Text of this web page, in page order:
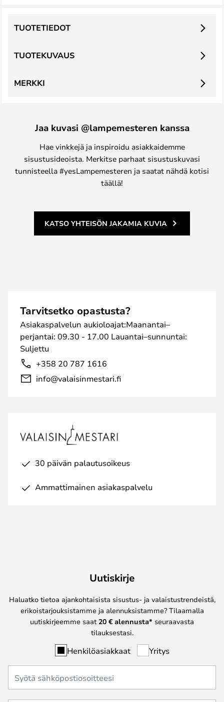
TUOTEKUVAUS
TUOTETIEDOT
MERKKI
Jaa kuvasi @lampemesteren kanssa
Hae vinkkejä ja inspiroidu asiakkaidemme
sisustusideoista. Merkitse parhaat sisustuskuvasi
tunnisteella #yesLampemesteren ja saatat nähdä kotisi
täällä!
KATSO YHTEISÖN JAKAMIA KUVIA
Tarvitsetko opastusta?
Asiakaspalvelun aukioloajat:Maanantai–
perjantai: 09.30 - 17.00 Lauantai–sunnuntai:
Suljettu
+358 20 787 1616
info@valaisinmestari.fi
30 päivän palautusoikeus
Ammattimainen asiakaspalvelu
Uutiskirje
Haluatko tietoa ajankohtaisista sisustus- ja valaistustrendeistä,
erikoistarjouksistamme ja alennuksistamme? Tilaamalla
uutiskirjeemme saat 20 € alennusta* seuraavasta
tilauksestasi.
Henkilöasiakkaat Yritys